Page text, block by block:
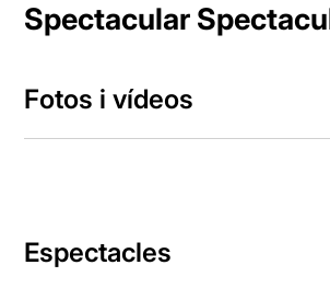
Spectacular
Fotos i vídeos
Espectacles